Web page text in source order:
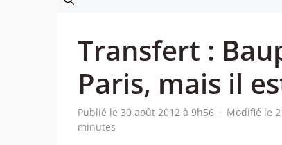
Transfert :
Paris, mais il
Publié le 30 août 2012 à 9h56 · Modifié le
minutes